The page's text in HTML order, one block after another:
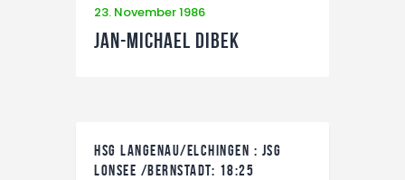
23. November 1986
Jan-Michael Dibek
HSG LANGENAU/ELCHINGEN : JSG
LONSEE /BERNSTADT: 18:25